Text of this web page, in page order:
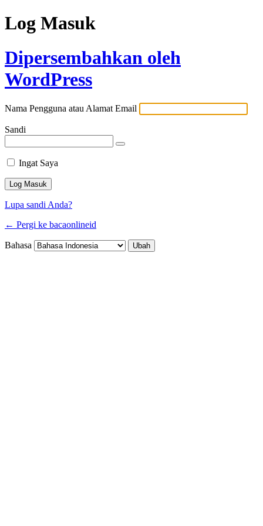
Log Masuk
Dipersembahkan oleh
WordPress
Nama Pengguna atau Alamat Email
Sandi
Ingat Saya
Lupa sandi Anda?
← Pergi ke bacaonlineid
Bahasa